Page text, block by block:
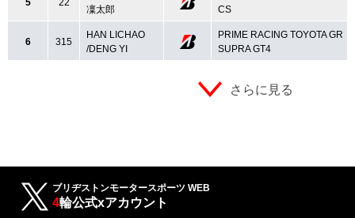
5 22
凜太郎
CS
6 315
HAN LICHAO
/DENG YI
PRIME RACING TOYOTA GR
SUPRA GT4
さらに見る
ブリヂストンモータースポーツ WEB
4輪公式xアカウント